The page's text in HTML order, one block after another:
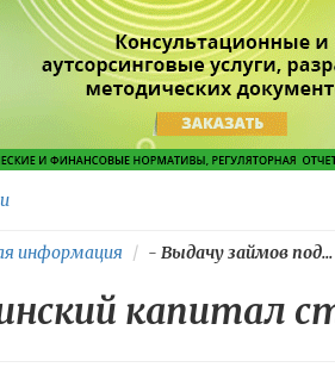
информация - Выдачу займов под...
капитал